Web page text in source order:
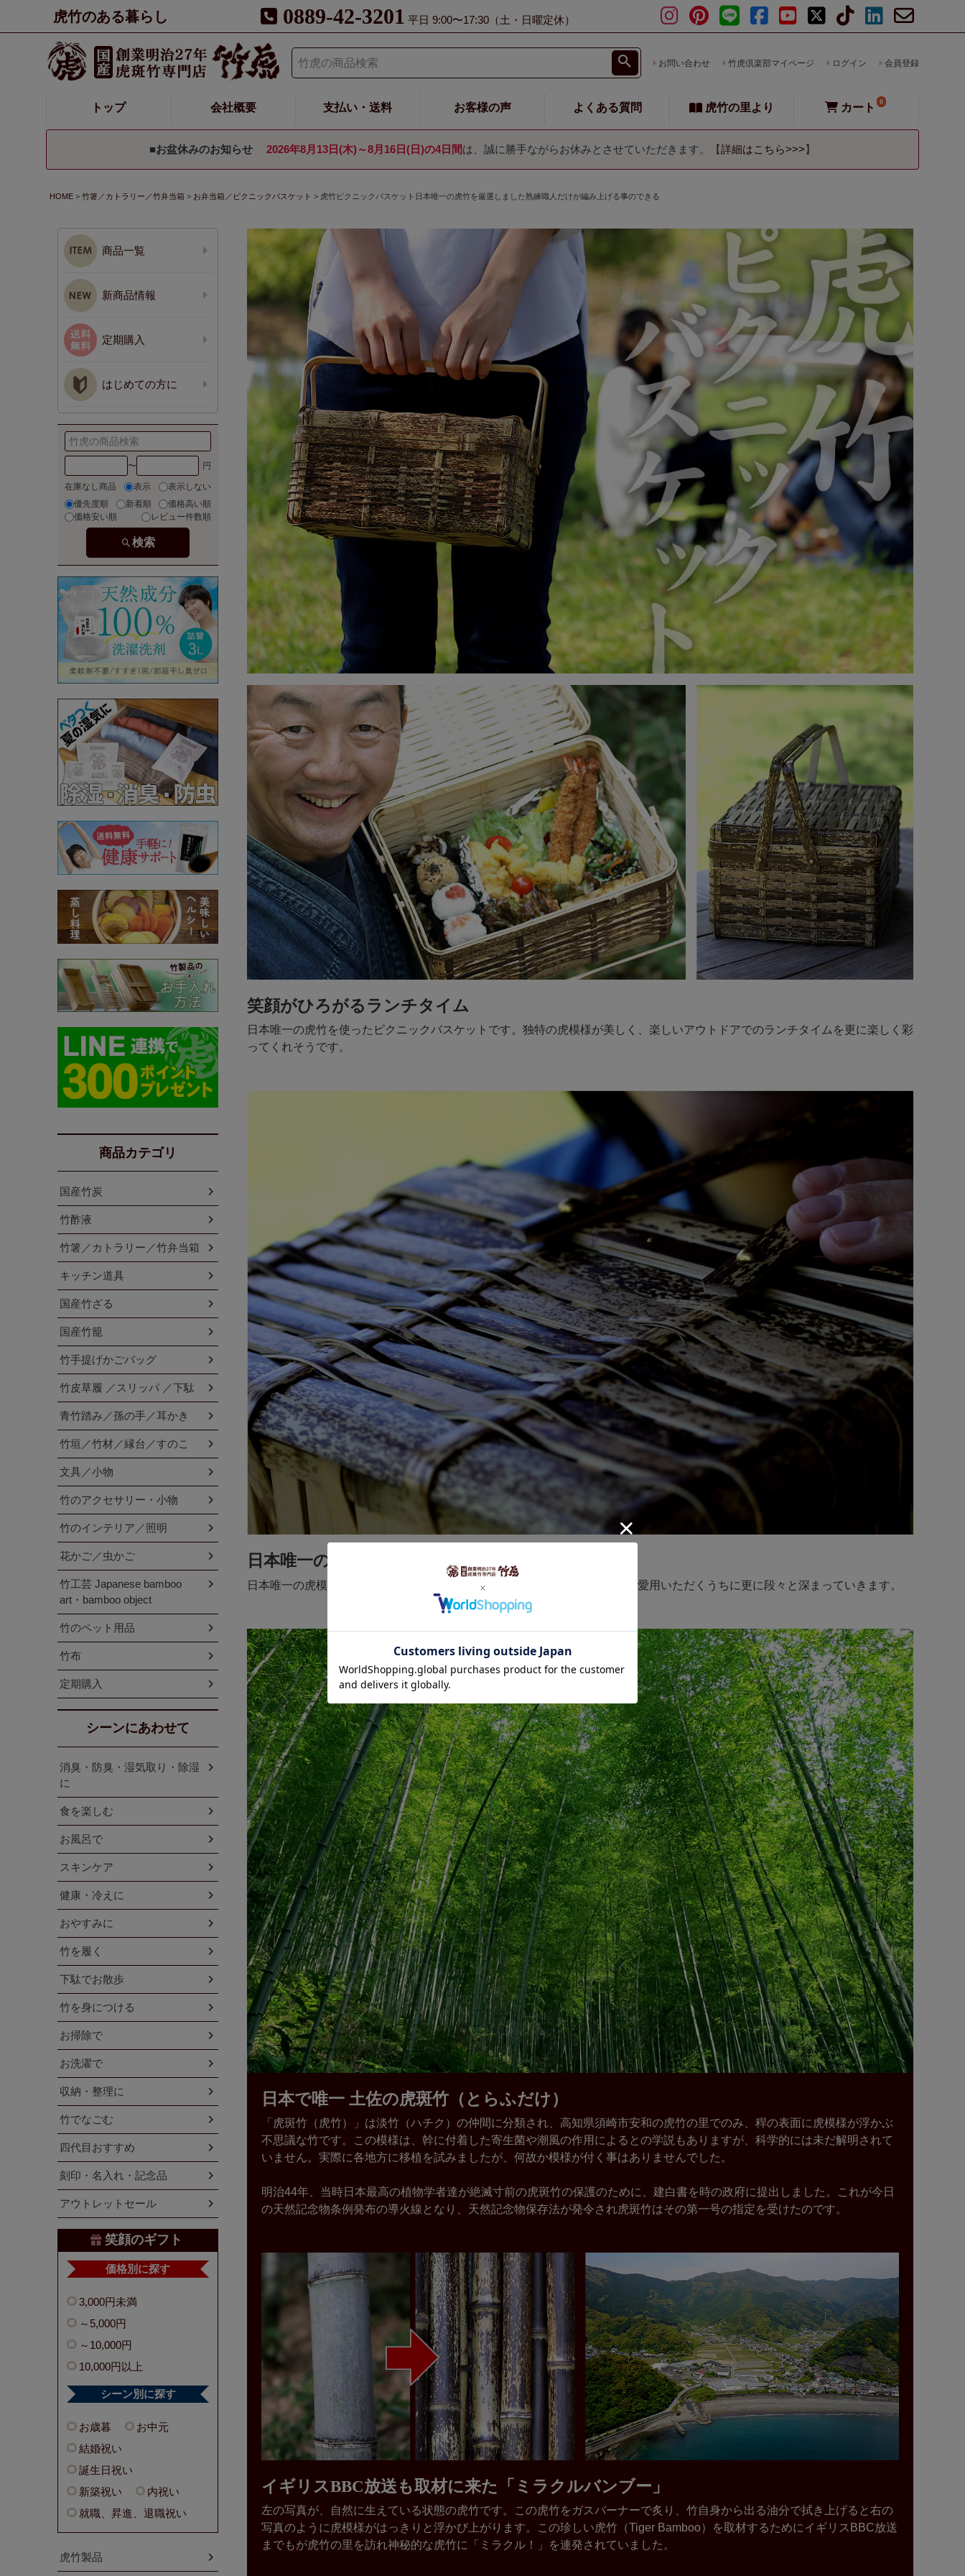
虎竹のある暮らし 0889-42-3201 平日 9:00〜17:30（土・日曜定休）
お問い合わせ 竹虎倶楽部マイページ ログイン 会員登録
トップ 会社概要 支払い・送料 お客様の声 よくある質問 虎竹の里より カート 0
■お盆休みのお知らせ 2026年8月13日(木)～8月16日(日)の4日間は、誠に勝手ながらお休みとさせていただきます。【詳細はこちら>>>】
HOME 竹箸／カトラリー／竹弁当箱 お弁当箱／ピクニックバスケット 虎竹ピクニックバスケット日本唯一の虎竹を厳選しました熟練職人だけが編み上げる事のできる
笑顔がひろがるランチタイム
日本唯一の虎竹を使ったピクニックバスケットです。独特の虎模様が美しく、楽しいアウトドアでのランチタイムを更に楽しく彩
ってくれそうです。
日本唯一の虎模様
日本唯一の虎模様が竹編みの表情を際だたせています。渋い風合いは長くご愛用いただくうちに更に段々と深まっていきます。
日本で唯一 土佐の虎斑竹（とらふだけ）
「虎斑竹（虎竹）」は淡竹（ハチク）の仲間に分類され、高知県須崎市安和の虎竹の里でのみ、稈の表面に虎模様が浮かぶ
不思議な竹です。この模様は、幹に付着した寄生菌や潮風の作用によるとの学説もありますが、科学的には未だ解明されて
いません。実際に各地方に移植を試みましたが、何故か模様が付く事はありませんでした。
明治44年、当時日本最高の植物学者達が絶滅寸前の虎斑竹の保護のために、建白書を時の政府に提出しました。これが今日
の天然記念物条例発布の導火線となり、天然記念物保存法が発令され虎斑竹はその第一号の指定を受けたのです。
イギリスBBC放送も取材に来た「ミラクルバンブー」
左の写真が、自然に生えている状態の虎竹です。この虎竹をガスバーナーで炙り、竹自身から出る油分で拭き上げると右の
写真のように虎模様がはっきりと浮かび上がります。この珍しい虎竹（Tiger Bamboo）を取材するためにイギリスBBC放送
までもが虎竹の里を訪れ神秘的な虎竹に「ミラクル！」を連発されていました。
商品一覧
新商品情報
定期購入
はじめての方に
〜
在庫なし商品 表示
表示しない
優先度順
新着順
価格高い順
価格安い順
レビュー件数順
検索
商品カテゴリ
国産竹炭
竹酢液
竹箸／カトラリー／竹弁当箱
キッチン道具
国産竹ざる
国産竹籠
竹手提げかごバッグ
竹皮草履 ／スリッパ ／下駄
青竹踏み／孫の手／耳かき
竹垣／竹材／縁台／すのこ
文具／小物
竹のアクセサリー・小物
竹のインテリア／照明
花かご／虫かご
竹工芸 Japanese bamboo
art・bamboo object
竹のペット用品
竹布
定期購入
シーンにあわせて
消臭・防臭・湿気取り・除湿
に
食を楽しむ
お風呂で
スキンケア
健康・冷えに
おやすみに
竹を履く
下駄でお散歩
竹を身につける
お掃除で
お洗濯で
収納・整理に
竹でなごむ
四代目おすすめ
刻印・名入れ・記念品
アウトレットセール
笑顔のギフト
価格別に探す
3,000円未満
～5,000円
～10,000円
10,000円以上
シーン別に探す
お歳暮
お中元
結婚祝い
誕生日祝い
新築祝い
内祝い
就職、昇進、退職祝い
虎竹製品